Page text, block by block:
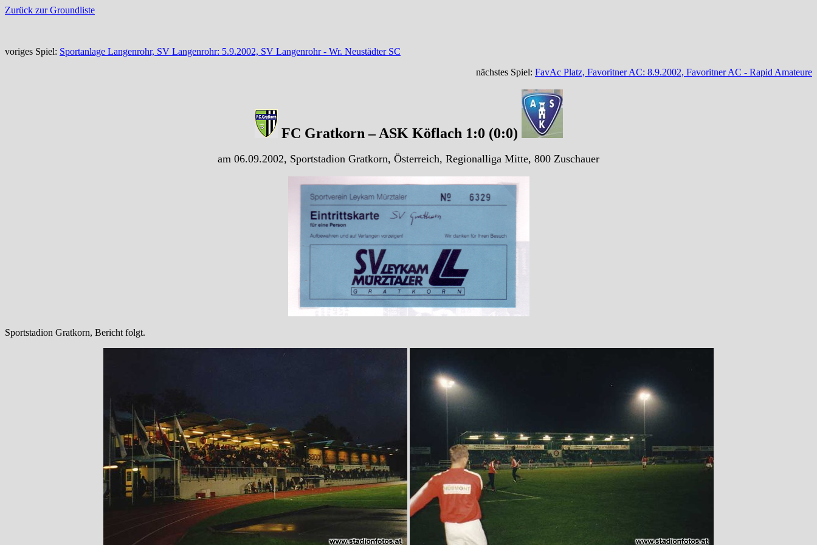
Zurück zur Groundliste
voriges Spiel: Sportanlage Langenrohr, SV Langenrohr: 5.9.2002, SV Langenrohr - Wr. Neustädter SC
nächstes Spiel: FavAc Platz, Favoritner AC: 8.9.2002, Favoritner AC - Rapid Amateure
FC Gratkorn – ASK Köflach 1:0 (0:0)
am 06.09.2002, Sportstadion Gratkorn, Österreich, Regionalliga Mitte, 800 Zuschauer
Sportstadion Gratkorn, Bericht folgt.